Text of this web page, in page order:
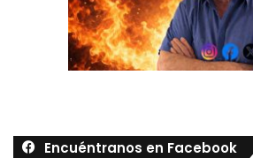
Encuéntranos en Facebook